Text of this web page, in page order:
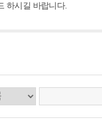
하시길 바랍니다.